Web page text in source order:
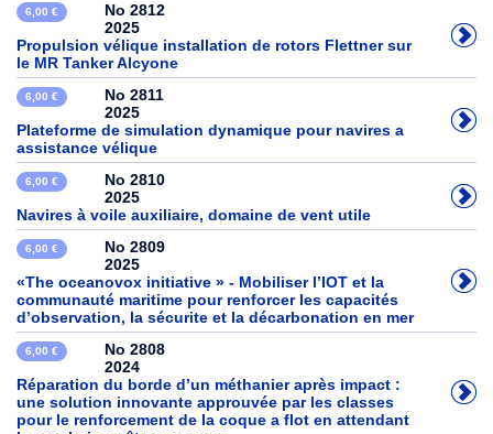
6,00 €
No 2812
2025
Propulsion vélique installation de rotors Flettner sur
le MR Tanker Alcyone
6,00 €
No 2811
2025
Plateforme de simulation dynamique pour navires a
assistance vélique
6,00 €
No 2810
2025
Navires à voile auxiliaire, domaine de vent utile
6,00 €
No 2809
2025
«The oceanovox initiative » - Mobiliser l’IOT et la
communauté maritime pour renforcer les capacités
d’observation, la sécurite et la décarbonation en mer
6,00 €
No 2808
2024
Réparation du borde d’un méthanier après impact :
une solution innovante approuvée par les classes
pour le renforcement de la coque a flot en attendant